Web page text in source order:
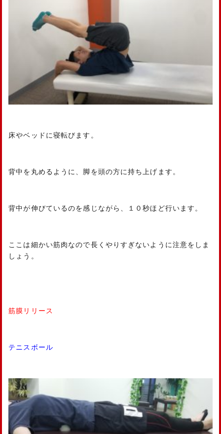
床やベッドに寝転びます。
背中を丸めるように、脚を頭の方に持ち上げます。
背中が伸びているのを感じながら、１０秒ほど行います。
ここは細かい筋肉なので長くやりすぎないように注意をしま
しょう。
筋膜リリース
テニスボール